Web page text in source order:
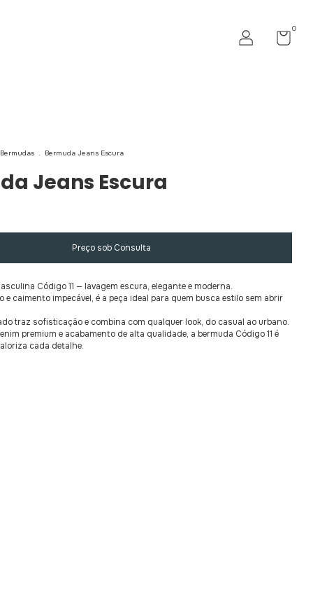
0
Bermudas . Bermuda Jeans Escura
Jeans Escura
Código 11 — lavagem escura, elegante e moderna.
e caimento impecável, é a peça ideal para quem busca estilo sem abrir
traz sofisticação e combina com qualquer look, do casual ao urbano.
premium e acabamento de alta qualidade, a bermuda Código 11 é
cada detalhe.